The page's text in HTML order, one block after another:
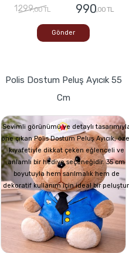
1299,00 TL 990,00 TL
Gönder
Polis Dostum Peluş Ayıcık 55
Cm
Sevimli görünümü ve detaylı
öne çıkan Polis Dostum Peluş Ayıcık,
kıyafetiyle dikkat çeken eğlenceli ve
anlamlı bir hediye seçeneğidir. 35 cm
boyutuyla hem sarılmalık hem de
dekoratif kullanım için ideal bir